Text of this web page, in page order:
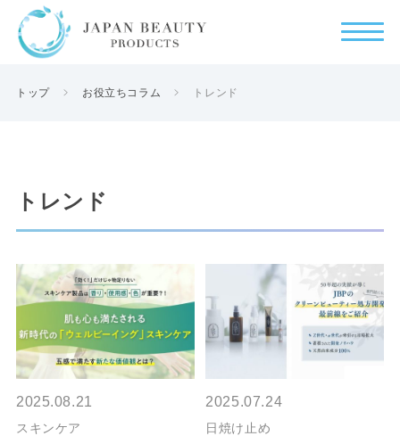
トップ お役立ちコラム トレンド
トレンド
2025.08.21
スキンケア
2025.07.24
日焼け止め